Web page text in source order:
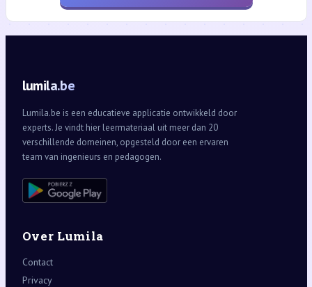
lumila.be
Lumila.be is een educatieve applicatie ontwikkeld door
experts. Je vindt hier leermateriaal uit meer dan 20
verschillende domeinen, opgesteld door een ervaren
team van ingenieurs en pedagogen.
Over Lumila
Contact
Privacy